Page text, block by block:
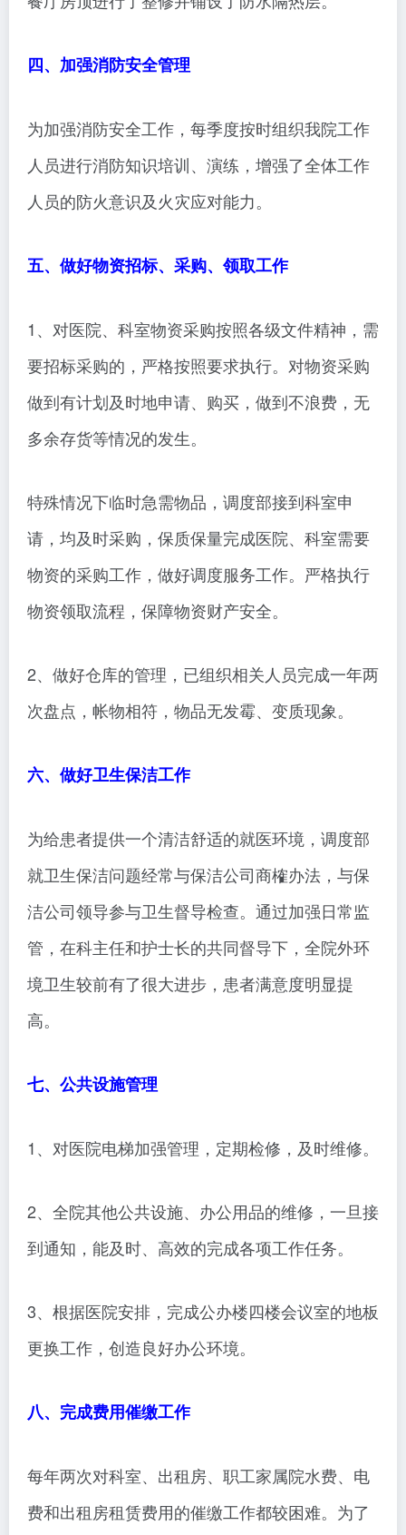
四、加强消防安全管理
为加强消防安全工作，每季度按时组织我院工作
人员进行消防知识培训、演练，增强了全体工作
人员的防火意识及火灾应对能力。
五、做好物资招标、采购、领取工作
1、对医院、科室物资采购按照各级文件精神，需
要招标采购的，严格按照要求执行。对物资采购
做到有计划及时地申请、购买，做到不浪费，无
多余存货等情况的发生。
特殊情况下临时急需物品，调度部接到科室申
请，均及时采购，保质保量完成医院、科室需要
物资的采购工作，做好调度服务工作。严格执行
物资领取流程，保障物资财产安全。
2、做好仓库的管理，已组织相关人员完成一年两
次盘点，帐物相符，物品无发霉、变质现象。
六、做好卫生保洁工作
为给患者提供一个清洁舒适的就医环境，调度部
就卫生保洁问题经常与保洁公司商榷办法，与保
洁公司领导参与卫生督导检查。通过加强日常监
管，在科主任和护士长的共同督导下，全院外环
境卫生较前有了很大进步，患者满意度明显提
高。
七、公共设施管理
1、对医院电梯加强管理，定期检修，及时维修。
2、全院其他公共设施、办公用品的维修，一旦接
到通知，能及时、高效的完成各项工作任务。
3、根据医院安排，完成公办楼四楼会议室的地板
更换工作，创造良好办公环境。
八、完成费用催缴工作
每年两次对科室、出租房、职工家属院水费、电
费和出租房租赁费用的催缴工作都较困难。为了